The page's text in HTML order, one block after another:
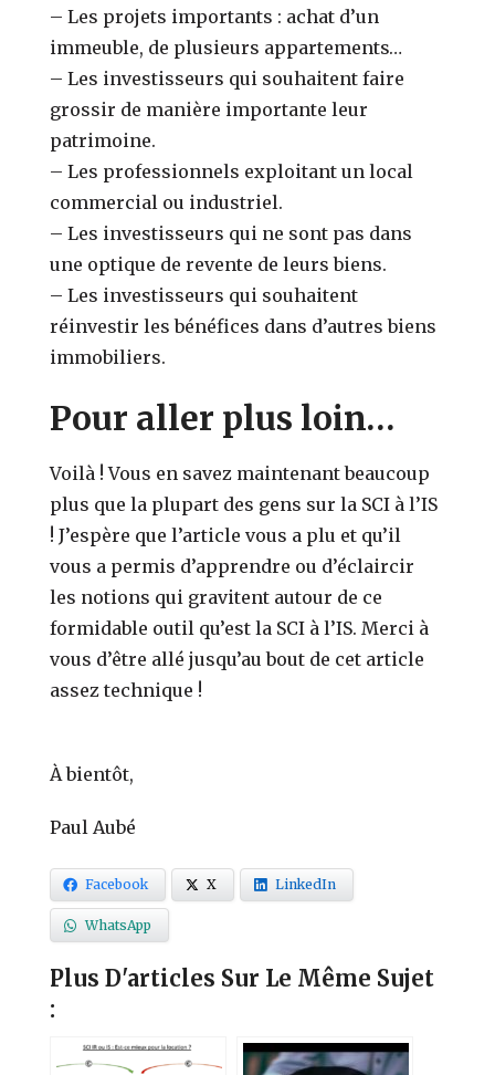
– Les projets importants : achat d’un
immeuble, de plusieurs appartements…
– Les investisseurs qui souhaitent faire
grossir de manière importante leur
patrimoine.
– Les professionnels exploitant un local
commercial ou industriel.
– Les investisseurs qui ne sont pas dans
une optique de revente de leurs biens.
– Les investisseurs qui souhaitent
réinvestir les bénéfices dans d’autres biens
immobiliers.
Pour aller plus loin…
Voilà ! Vous en savez maintenant beaucoup
plus que la plupart des gens sur la SCI à l’IS
! J’espère que l’article vous a plu et qu’il
vous a permis d’apprendre ou d’éclaircir
les notions qui gravitent autour de ce
formidable outil qu’est la SCI à l’IS. Merci à
vous d’être allé jusqu’au bout de cet article
assez technique !
À bientôt,
Paul Aubé
Facebook X LinkedIn
WhatsApp
Plus D'articles Sur Le Même Sujet
: